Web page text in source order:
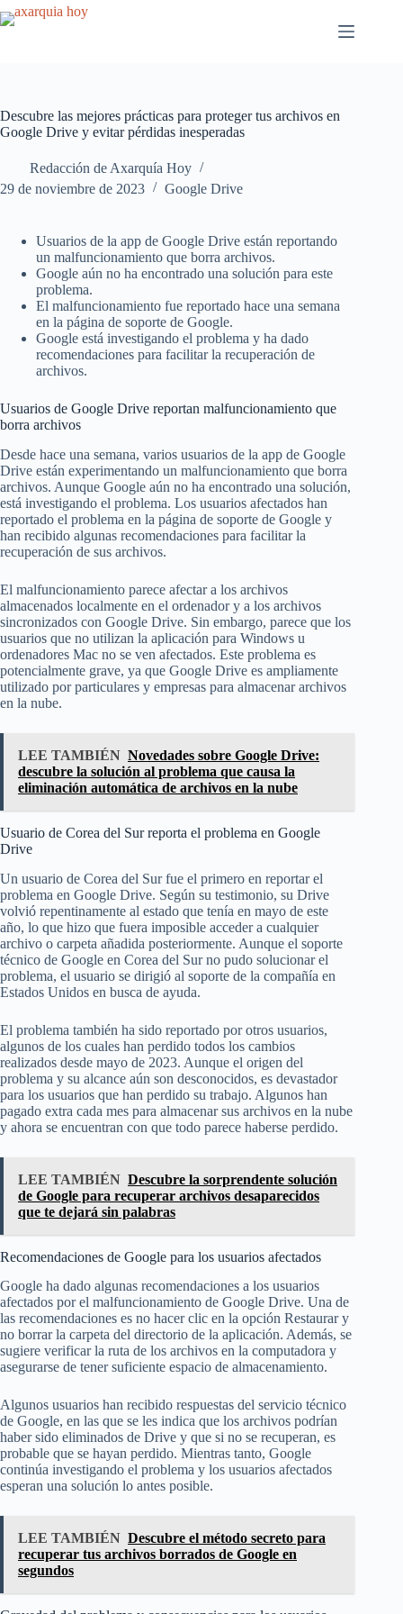
Saltar
al
Descubre las mejores prácticas para proteger tus archivos en
Google Drive y evitar pérdidas inesperadas
Redacción de Axarquía Hoy
29 de noviembre de 2023
Google Drive
Usuarios de la app de Google Drive están reportando
un malfuncionamiento que borra archivos.
Google aún no ha encontrado una solución para este
problema.
El malfuncionamiento fue reportado hace una semana
en la página de soporte de Google.
Google está investigando el problema y ha dado
recomendaciones para facilitar la recuperación de
archivos.
Usuarios de Google Drive reportan malfuncionamiento que
borra archivos
Desde hace una semana, varios usuarios de la app de Google
Drive están experimentando un malfuncionamiento que borra
archivos. Aunque Google aún no ha encontrado una solución,
está investigando el problema. Los usuarios afectados han
reportado el problema en la página de soporte de Google y
han recibido algunas recomendaciones para facilitar la
recuperación de sus archivos.
El malfuncionamiento parece afectar a los archivos
almacenados localmente en el ordenador y a los archivos
sincronizados con Google Drive. Sin embargo, parece que los
usuarios que no utilizan la aplicación para Windows u
ordenadores Mac no se ven afectados. Este problema es
potencialmente grave, ya que Google Drive es ampliamente
utilizado por particulares y empresas para almacenar archivos
en la nube.
LEE TAMBIÉN Novedades sobre Google Drive:
descubre la solución al problema que causa la
eliminación automática de archivos en la nube
Usuario de Corea del Sur reporta el problema en Google
Drive
Un usuario de Corea del Sur fue el primero en reportar el
problema en Google Drive. Según su testimonio, su Drive
volvió repentinamente al estado que tenía en mayo de este
año, lo que hizo que fuera imposible acceder a cualquier
archivo o carpeta añadida posteriormente. Aunque el soporte
técnico de Google en Corea del Sur no pudo solucionar el
problema, el usuario se dirigió al soporte de la compañía en
Estados Unidos en busca de ayuda.
El problema también ha sido reportado por otros usuarios,
algunos de los cuales han perdido todos los cambios
realizados desde mayo de 2023. Aunque el origen del
problema y su alcance aún son desconocidos, es devastador
para los usuarios que han perdido su trabajo. Algunos han
pagado extra cada mes para almacenar sus archivos en la nube
y ahora se encuentran con que todo parece haberse perdido.
LEE TAMBIÉN Descubre la sorprendente solución
de Google para recuperar archivos desaparecidos
que te dejará sin palabras
Recomendaciones de Google para los usuarios afectados
Google ha dado algunas recomendaciones a los usuarios
afectados por el malfuncionamiento de Google Drive. Una de
las recomendaciones es no hacer clic en la opción Restaurar y
no borrar la carpeta del directorio de la aplicación. Además, se
sugiere verificar la ruta de los archivos en la computadora y
asegurarse de tener suficiente espacio de almacenamiento.
Algunos usuarios han recibido respuestas del servicio técnico
de Google, en las que se les indica que los archivos podrían
haber sido eliminados de Drive y que si no se recuperan, es
probable que se hayan perdido. Mientras tanto, Google
continúa investigando el problema y los usuarios afectados
esperan una solución lo antes posible.
LEE TAMBIÉN Descubre el método secreto para
recuperar tus archivos borrados de Google en
segundos